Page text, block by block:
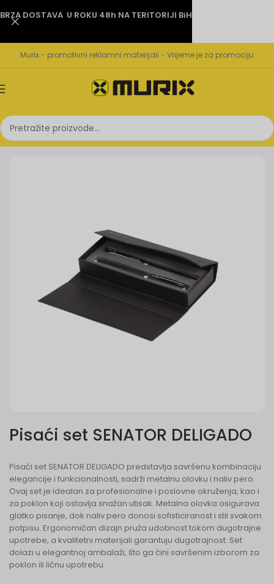
Murix - promotivni reklamni materijali - Vrijeme je za promociju
Početna Pisaći setovi
Pisaći set SENATOR DELIGADO
Pisaći set SENATOR DELIGADO predstavlja savršenu kombinaciju
elegancije i funkcionalnosti, sadrži metalnu olovku i naliv pero.
Ovaj set je idealan za profesionalne i poslovne okruženja, kao i
za poklon koji ostavlja snažan utisak. Metalna olovka osigurava
glatko pisanje, dok naliv pero donosi sofisticiranost i stil svakom
potpisu. Ergonomičan dizajn pruža udobnost tokom dugotrajne
upotrebe, a kvalitetni materijali garantuju dugotrajnost. Set
dolazi u elegantnoj ambalaži, što ga čini savršenim izborom za
poklon ili ličnu upotrebu.
BRZA DOSTAVA U ROKU 48h NA TERITORIJI BiH